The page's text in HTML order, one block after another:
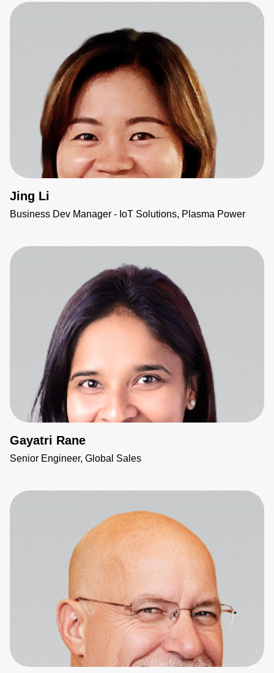
Jing Li
Business Dev Manager - IoT Solutions, Plasma Power
Gayatri Rane
Senior Engineer, Global Sales